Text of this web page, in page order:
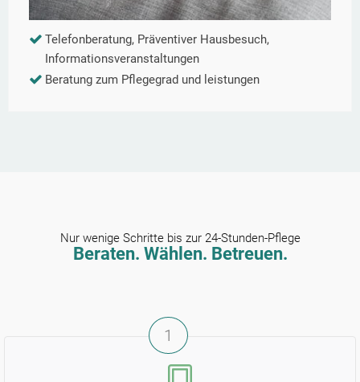
Telefonberatung, Präventiver Hausbesuch,
Informationsveranstaltungen
Beratung zum Pflegegrad und leistungen
Nur wenige Schritte bis zur 24-Stunden-Pflege
Beraten. Wählen. Betreuen.
1